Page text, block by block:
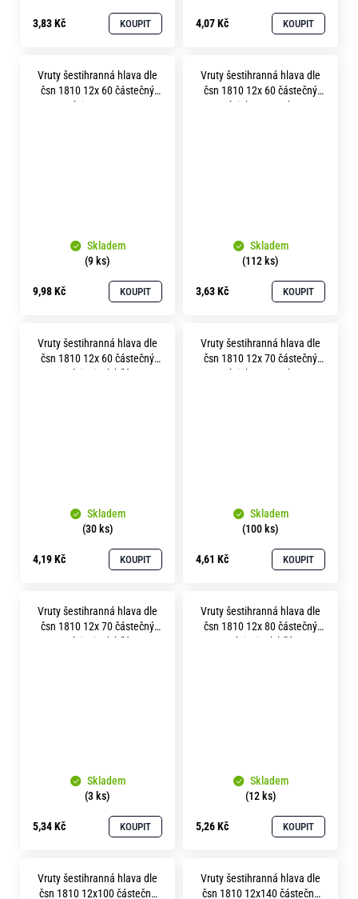
3,83 Kč KOUPIT 4,07 Kč KOUPIT
Vruty šestihranná hlava dle
čsn 1810 12x 60 částečný
Skladem
(9 ks)
9,98 Kč KOUPIT
Vruty šestihranná hlava dle
čsn 1810 12x 60 částečný
závit bez povrchu
Skladem
(112 ks)
3,63 Kč KOUPIT
Vruty šestihranná hlava dle
čsn 1810 12x 60 částečný
závit zinek bílý
Skladem
(30 ks)
4,19 Kč KOUPIT
Vruty šestihranná hlava dle
čsn 1810 12x 70 částečný
závit bez povrchu
Skladem
(100 ks)
4,61 Kč KOUPIT
Vruty šestihranná hlava dle
čsn 1810 12x 70 částečný
závit zinek bílý
Skladem
(3 ks)
5,34 Kč KOUPIT
Vruty šestihranná hlava dle
čsn 1810 12x 80 částečný
závit zinek bílý
Skladem
(12 ks)
5,26 Kč KOUPIT
Vruty šestihranná hlava dle
čsn 1810 12x100 částečný
Vruty šestihranná hlava dle
čsn 1810 12x140 částečný